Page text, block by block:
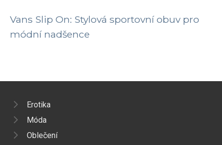
Vans Slip On: Stylová sportovní obuv pro
módní nadšence
Erotika
Móda
Oblečení